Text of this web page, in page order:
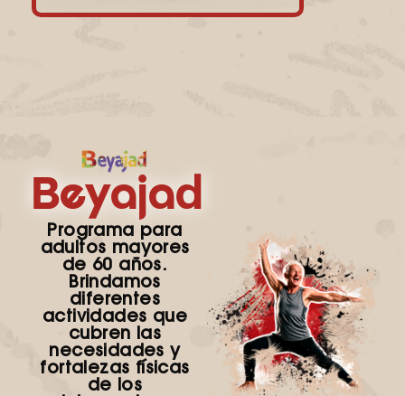
Beyajad
Programa para
adultos mayores
de 60 años.
Brindamos
diferentes
actividades que
cubren las
necesidades y
fortalezas físicas
de los